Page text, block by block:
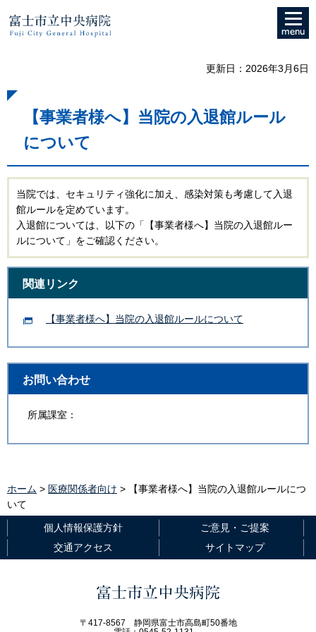
富士市立中央病院
メニュ
ー
更新日：2026年3月6日
【事業者様へ】当院の入退館ルール
について
当院では、セキュリティ強化に加え、感染対策も考慮して入退
館ルールを定めています。
入退館については、以下の「【事業者様へ】当院の入退館ルー
ルについて」をご確認ください。
関連リンク
【事業者様へ】当院の入退館ルールについて
お問い合わせ
所属課室：
ホーム > 医療関係者向け > 【事業者様へ】当院の入退館ルールにつ
いて
個人情報保護方針
ご意見・ご提案
交通アクセス
サイトマップ
富士市立中央病院
〒417-8567 静岡県富士市高島町50番地